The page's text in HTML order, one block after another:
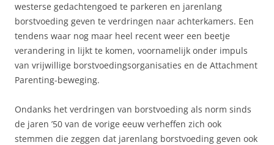
westerse gedachtengoed te parkeren en jarenlang
borstvoeding geven te verdringen naar achterkamers. Een
tendens waar nog maar heel recent weer een beetje
verandering in lijkt te komen, voornamelijk onder impuls
van vrijwillige borstvoedingsorganisaties en de Attachment
Parenting-beweging.
Ondanks het verdringen van borstvoeding als norm sinds
de jaren ’50 van de vorige eeuw verheffen zich ook
stemmen die zeggen dat jarenlang borstvoeding geven ook